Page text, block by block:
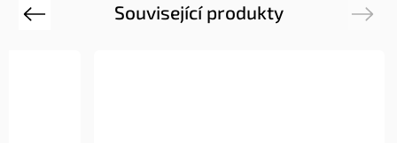
Související produkty
Previous Next